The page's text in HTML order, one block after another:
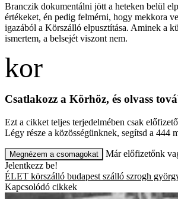
Branczik dokumentálni jött a heteken belül
értékeket, én pedig felmérni, hogy mekkora
igazából a Körszálló elpusztítása. Aminek a
ismertem, a belsejét viszont nem.
Csatlakozz a Körhöz, és olvass
Ezt a cikket teljes terjedelmében csak
Légy része a közösségünknek, segítsd a 444
Megnézem a csomagokat
Már előfizetőnk
Jelentkezz be!
ÉLET körszálló budapest szálló szrogh
Kapcsolódó cikkek